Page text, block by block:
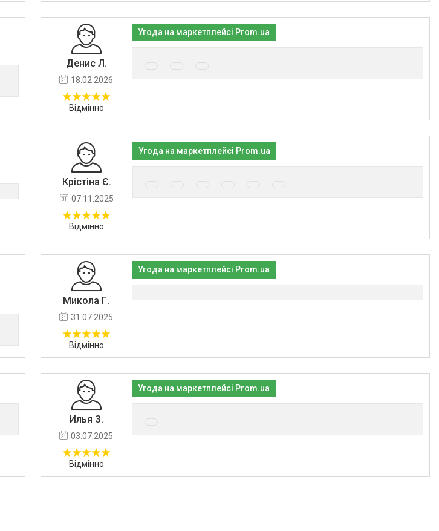
Денис Л.
18.02.2026
Відмінно
Угода на маркетплейсі Prom.ua
Крістіна Є.
07.11.2025
Відмінно
Угода на маркетплейсі Prom.ua
Микола Г.
31.07.2025
Відмінно
Угода на маркетплейсі Prom.ua
Илья З.
03.07.2025
Відмінно
Угода на маркетплейсі Prom.ua